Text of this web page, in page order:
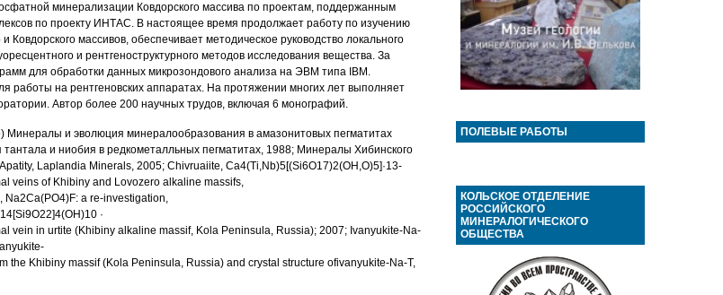
минерализации Ковдорского массива по проектам, поддержанным
по проекту ИНТАС. В настоящее время продолжает работу по изучению
Ковдорского массивов, обеспечивает методическое руководство локального
и рентгеноструктурного методов исследования вещества. За
для обработки данных микрозондового анализа на ЭВМ типа IBM.
работы на рентгеновских аппаратах. На протяжении многих лет выполняет
Автор более 200 научных трудов, включая 6 монографий.
Минералы и эволюция минералообразования в амазонитовых пегматитах
тантала и ниобия в редкометалльных пегматитах, 1988; Минералы Хибинского
Laplandia Minerals, 2005; Chivruaiite, Ca4(Ti,Nb)5[(Si6O17)2(OH,O)5]·13-
veins of Khibiny and Lovozero alkaline massifs,
Na2Ca(PO4)F: a re-investigation,
·
vein in urtite (Khibiny alkaline massif, Kola Peninsula, Russia); 2007; Ivanyukite-Na-
the Khibiny massif (Kola Peninsula, Russia) and crystal structure ofivanyukite-Na-T,
ПОЛЕВЫЕ РАБОТЫ
КОЛЬСКОЕ ОТДЕЛЕНИЕ
РОССИЙСКОГО
МИНЕРАЛОГИЧЕСКОГО
ОБЩЕСТВА